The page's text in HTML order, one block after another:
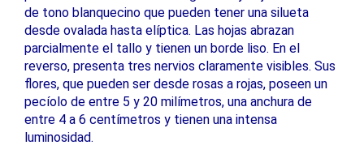
de tono blanquecino que pueden tener una silueta
desde ovalada hasta elíptica. Las hojas abrazan
parcialmente el tallo y tienen un borde liso. En el
reverso, presenta tres nervios claramente visibles. Sus
flores, que pueden ser desde rosas a rojas, poseen un
pecíolo de entre 5 y 20 milímetros, una anchura de
entre 4 a 6 centímetros y tienen una intensa
luminosidad.